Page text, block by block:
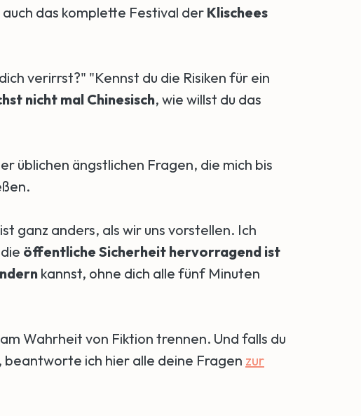
das komplette Festival der Klischees
verirrst?" "Kennst du die Risiken für ein
nicht mal Chinesisch, wie willst du das
üblichen ängstlichen Fragen, die mich bis
ganz anders, als wir uns vorstellen. Ich
öffentliche Sicherheit hervorragend ist
kannst, ohne dich alle fünf Minuten
Wahrheit von Fiktion trennen. Und falls du
ich hier alle deine Fragen zur